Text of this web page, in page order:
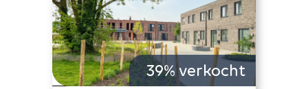
39% verkocht